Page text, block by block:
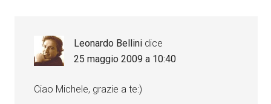
Leonardo Bellini dice
25 maggio 2009 a 10:40
Ciao Michele, grazie a te:)